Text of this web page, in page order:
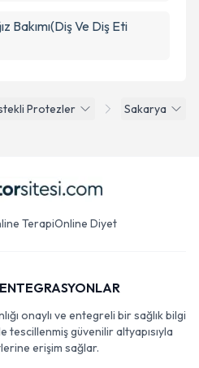
Protezler
Sakarya
Bakımı(Diş Ve Diş Eti
TerapiOnline Diyet
onaylı ve entegreli bir sağlık bilgi
tescillenmiş güvenilir altyapısıyla
erişim sağlar.